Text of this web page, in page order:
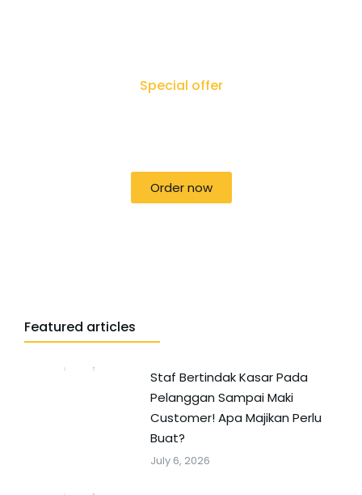
Special offer
Order now
Featured articles
Staf Bertindak Kasar Pada
Pelanggan Sampai Maki
Customer! Apa Majikan Perlu
Buat?
July 6, 2026